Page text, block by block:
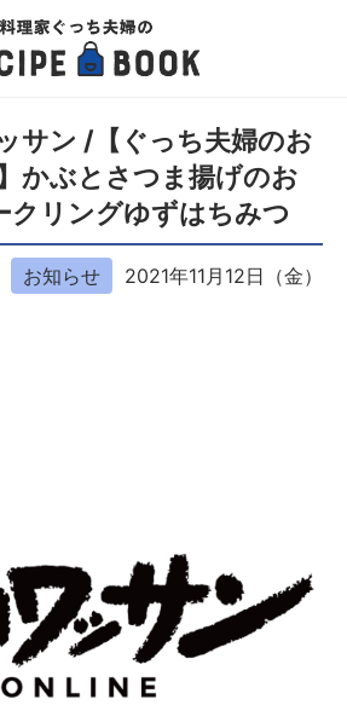
サン /【ぐっち夫婦のお
かぶとさつま揚げのお
クリングゆずはちみつ
お知らせ 2021年11月12日（金）